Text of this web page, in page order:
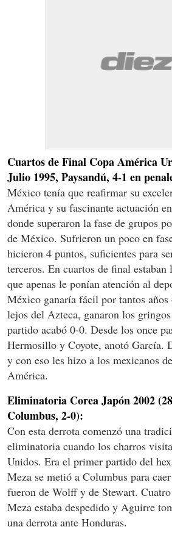
Cuartos de Final Copa América
Julio 1995, Paysandú, 4-1 en
México tenía que reafirmar su
América y su fascinante actuación
donde superaron la fase de grupos
de México. Sufrieron un poco en
hicieron 4 puntos, suficientes para
terceros. En cuartos de final estaban
que apenas le ponían atención al
México ganaría fácil por tantos años
lejos del Azteca, ganaron los
partido acabó 0-0. Desde los once
Hermosillo y Coyote, anotó García.
y con eso les hizo a los mexicanos
América.
Eliminatoria Corea Japón 2002
Columbus, 2-0):
Con esta derrota comenzó una
eliminatoria cuando los charros
Unidos. Era el primer partido del
Meza se metió a Columbus para
fueron de Wolff y de Stewart.
Meza estaba despedido y Aguirre
una derrota ante Honduras.